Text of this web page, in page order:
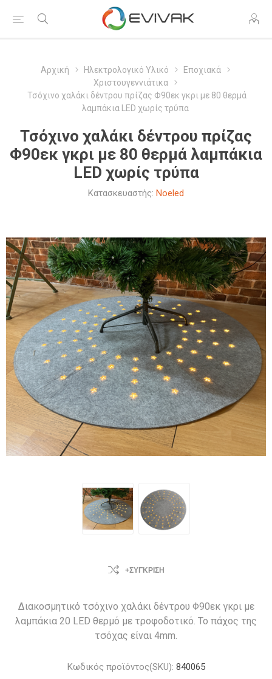
Αρχική Ηλεκτρολογικό Υλικό
Εποχιακά
Χριστουγεννιάτικα
Τσόχινο χαλάκι δέντρου πρίζας Φ90εκ γκρι με 80 θερμά
λαμπάκια LED χωρίς τρύπα
Τσόχινο χαλάκι δέντρου πρίζας
Φ90εκ γκρι με 80 θερμά λαμπάκια
LED χωρίς τρύπα
Κατασκευαστής: Noeled
+ΣΎΓΚΡΙΣΗ
Διακοσμητικό τσόχινο χαλάκι δέντρου Φ90εκ γκρι με
λαμπάκια 20 LED θερμό με τροφοδοτικό. Το πάχος της
τσόχας είναι 4mm.
Κωδικός προϊόντος(SKU): 840065